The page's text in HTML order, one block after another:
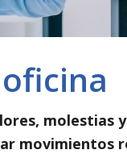
molestias
movimientos